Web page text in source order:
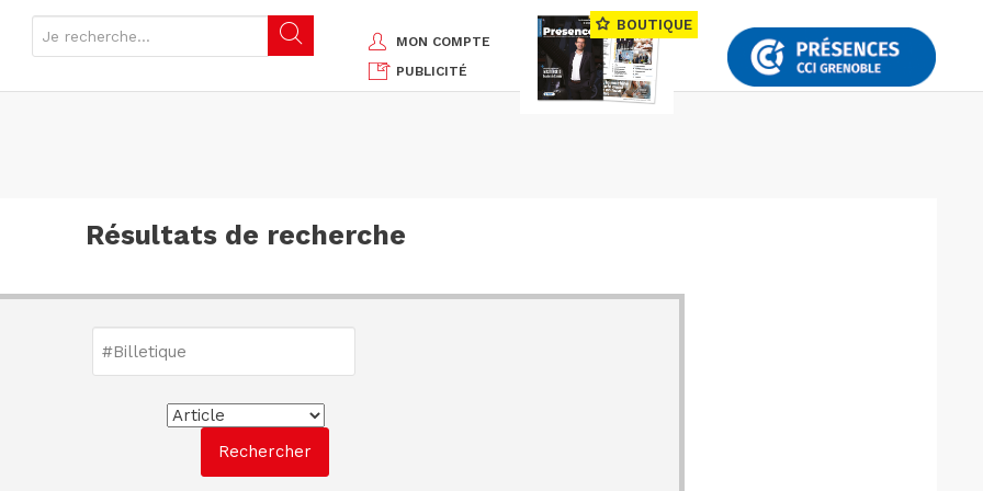
MON COMPTE
PUBLICITÉ
BOUTIQUE
Résultats de recherche